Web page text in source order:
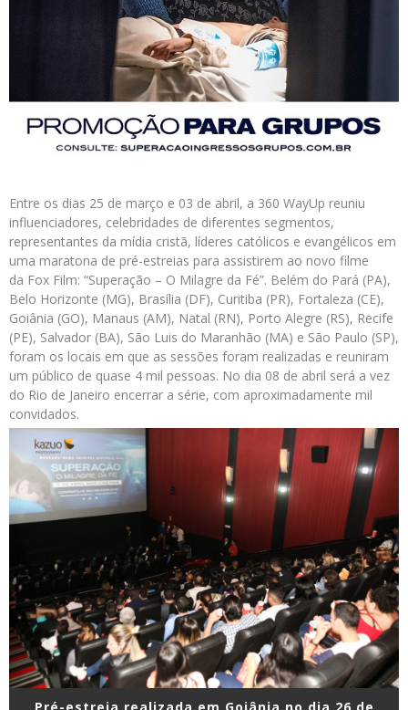
Entre os dias 25 de março e 03 de abril, a 360 WayUp reuniu
influenciadores, celebridades de diferentes segmentos,
representantes da mídia cristã, líderes católicos e evangélicos em
uma maratona de pré-estreias para assistirem ao novo filme
da Fox Film: “Superação – O Milagre da Fé”. Belém do Pará (PA),
Belo Horizonte (MG), Brasília (DF), Curitiba (PR), Fortaleza (CE),
Goiânia (GO), Manaus (AM), Natal (RN), Porto Alegre (RS), Recife
(PE), Salvador (BA), São Luis do Maranhão (MA) e São Paulo (SP),
foram os locais em que as sessões foram realizadas e reuniram
um público de quase 4 mil pessoas. No dia 08 de abril será a vez
do Rio de Janeiro encerrar a série, com aproximadamente mil
convidados.